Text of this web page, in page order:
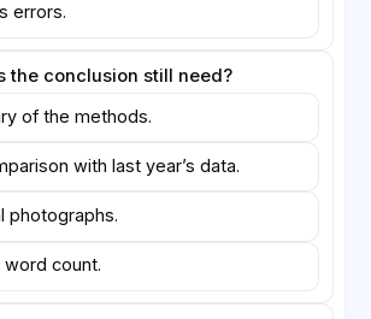
errors.
the conclusion still need?
of the methods.
with last year’s data.
photographs.
word count.